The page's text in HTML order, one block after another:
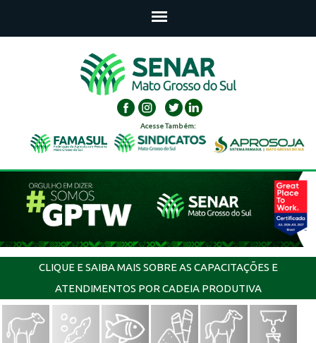
Acesse Também:
CLIQUE E SAIBA MAIS SOBRE AS CAPACITAÇÕES E
ATENDIMENTOS POR CADEIA PRODUTIVA